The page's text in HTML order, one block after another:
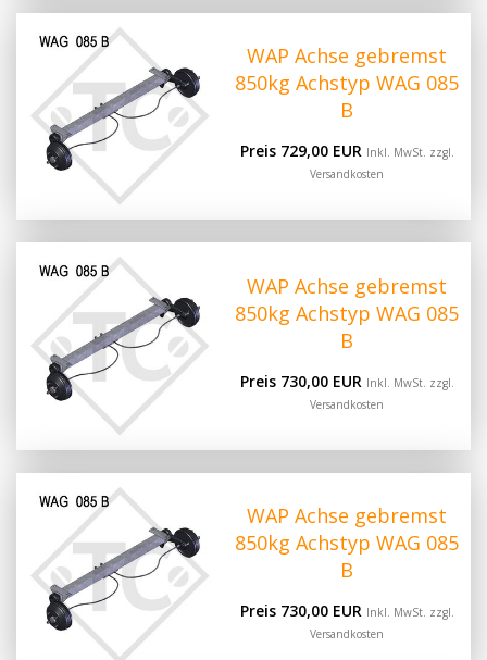
WAP Achse gebremst
850kg Achstyp WAG 085
B
Preis 729,00 EUR Inkl. MwSt. zzgl.
Versandkosten
WAP Achse gebremst
850kg Achstyp WAG 085
B
Preis 730,00 EUR Inkl. MwSt. zzgl.
Versandkosten
WAP Achse gebremst
850kg Achstyp WAG 085
B
Preis 730,00 EUR Inkl. MwSt. zzgl.
Versandkosten